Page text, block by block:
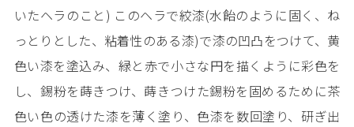
いたヘラのこと) このヘラで絞漆(水飴のように固く、ね
っとりとした、粘着性のある漆)で漆の凹凸をつけて、黄
色い漆を塗込み、緑と赤で小さな円を描くように彩色を
し、錫粉を蒔きつけ、蒔きつけた錫粉を固めるために茶
色い色の透けた漆を薄く塗り、色漆を数回塗り、研ぎ出